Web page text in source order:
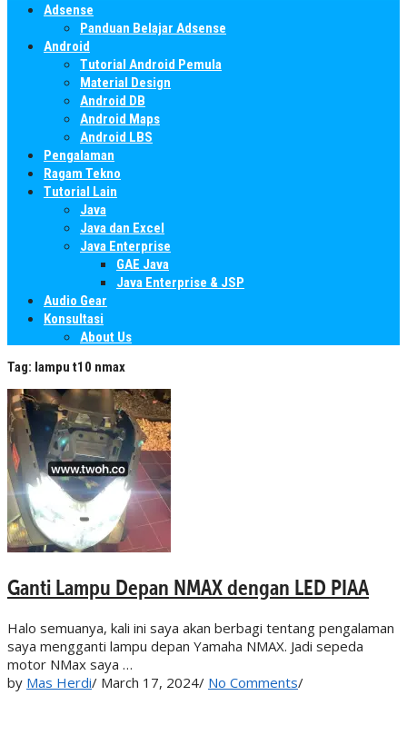
Adsense
Panduan Belajar Adsense
Android
Tutorial Android Pemula
Material Design
Android DB
Android Maps
Android LBS
Pengalaman
Ragam Tekno
Tutorial Lain
Java
Java dan Excel
Java Enterprise
GAE Java
Java Enterprise & JSP
Audio Gear
Konsultasi
About Us
Tag: lampu t10 nmax
Ganti Lampu Depan NMAX dengan LED PIAA
Halo semuanya, kali ini saya akan berbagi tentang pengalaman
saya mengganti lampu depan Yamaha NMAX. Jadi sepeda
motor NMax saya …
by Mas Herdi/ March 17, 2024/ No Comments/